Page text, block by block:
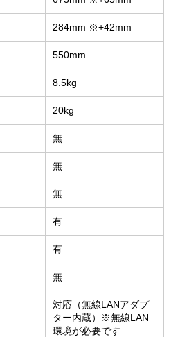
284mm ※+42mm
550mm
8.5kg
20kg
無
無
無
有
有
無
対応（無線LANアダプ
ター内蔵）※無線LAN
環境が必要です